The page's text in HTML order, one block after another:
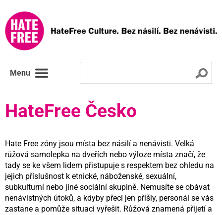
Menu
HateFree Česko
Hate Free zóny jsou místa bez násilí a nenávisti. Velká
růžová samolepka na dveřích nebo výloze místa značí, že
tady se ke všem lidem přistupuje s respektem bez ohledu na
jejich příslušnost k etnické, náboženské, sexuální,
subkulturní nebo jiné sociální skupině. Nemusíte se obávat
nenávistných útoků, a kdyby přeci jen přišly, personál se vás
zastane a pomůže situaci vyřešit. Růžová znamená přijetí a